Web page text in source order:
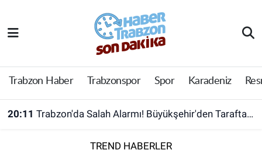
Trabzon Haber Trabzonspor Spor Karadeniz
20:11 Trabzon'da Salah Alarmı! Büyükşehir'den Taraftara Ücretsiz Ulaşım Hamlesi
TREND HABERLER
Trabzon Haber
Trabzonspor
Trabzon Nöbetçi Eczaneler
Trabzon Hava Durumu